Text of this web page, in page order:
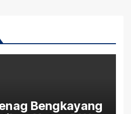
Bengkayang